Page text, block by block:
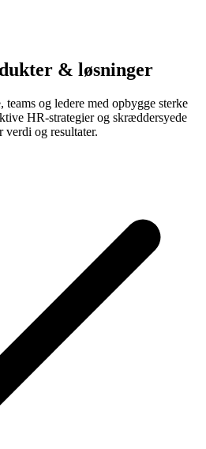
& løsninger
og ledere med opbygge sterke
HR-strategier og skræddersyede
verdi og resultater.